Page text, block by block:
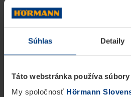
Súhlas Detaily
Táto webstránka používa
My spoločnosť Hörmann